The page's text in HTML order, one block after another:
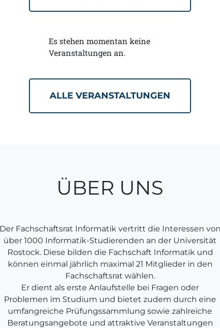
Es stehen momentan keine
Veranstaltungen an.
ALLE VERANSTALTUNGEN
ÜBER UNS
Fachschaftsrat Informatik vertritt die Interessen
über 1000 Informatik-Studierenden an der Universität
Rostock. Diese bilden die Fachschaft Informatik und
können einmal jährlich maximal 21 Mitglieder in den
Fachschaftsrat wählen.
Er dient als erste Anlaufstelle bei Fragen oder
Problemen im Studium und bietet zudem durch eine
umfangreiche Prüfungssammlung sowie zahlreiche
Beratungsangebote und attraktive Veranstaltungen